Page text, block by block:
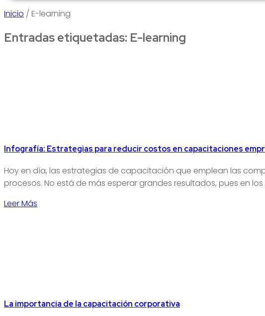
Inicio / E-learning
Entradas etiquetadas: E-learning
Infografía: Estrategias para reducir costos en capacitaciones
Hoy en día, las estrategias de capacitación que emplean las
procesos. No está de más esperar grandes resultados, pues en los
Leer Más
La importancia de la capacitación corporativa